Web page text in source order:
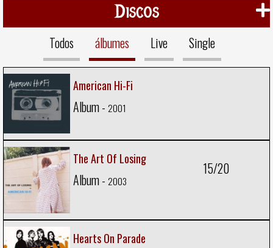
Discos
Todos álbumes Live Single
American Hi-Fi
Album - 2001
The Art Of Losing
Album - 2003
15/20
Hearts On Parade